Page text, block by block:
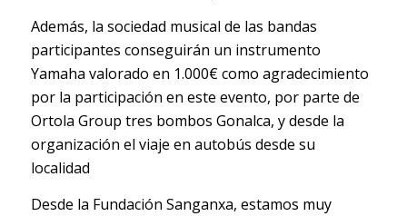
Además, la sociedad musical de las bandas
participantes conseguirán un instrumento
Yamaha valorado en 1.000€ como agradecimiento
por la participación en este evento, por parte de
Ortola Group tres bombos Gonalca, y desde la
organización el viaje en autobús desde su
localidad
Desde la Fundación Sanganxa, estamos muy